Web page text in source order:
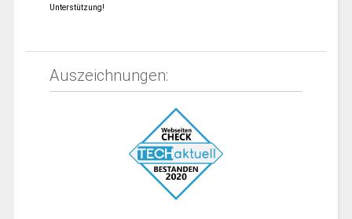
Unterstützung!
Auszeichnungen: